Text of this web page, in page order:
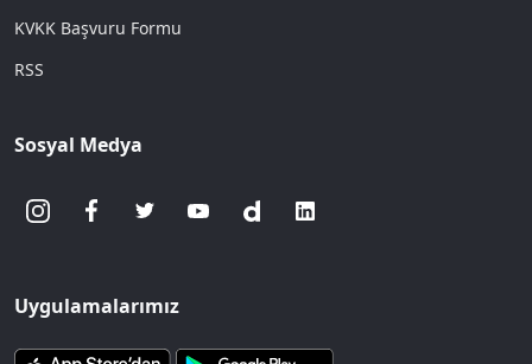
KVKK Başvuru Formu
RSS
Sosyal Medya
Uygulamalarımız